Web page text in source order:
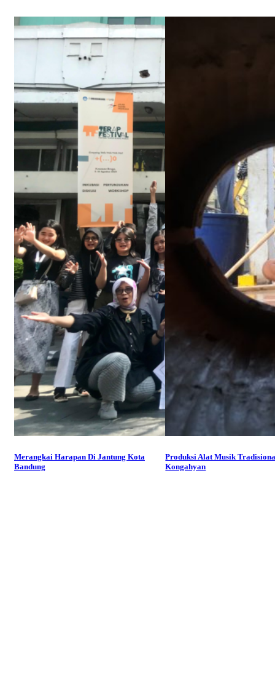
Merangkai Harapan Di Jantung Kota
Bandung
Produksi Alat Musik
Kongahyan